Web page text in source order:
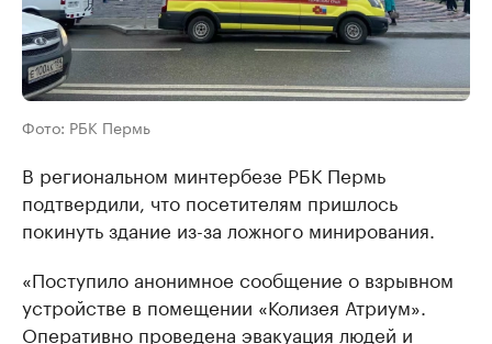
Фото: РБК Пермь
В региональном минтербезе РБК Пермь
подтвердили, что посетителям пришлось
покинуть здание из-за ложного минирования.
«Поступило анонимное сообщение о взрывном
устройстве в помещении «Колизея Атриум».
Оперативно проведена эвакуация людей и